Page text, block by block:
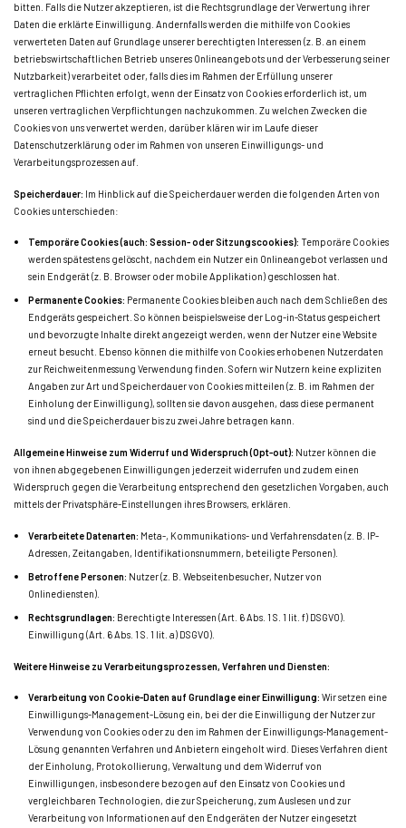
bitten. Falls die Nutzer akzeptieren, ist die Rechtsgrundlage der Verwertung ihrer
Daten die erklärte Einwilligung. Andernfalls werden die mithilfe von Cookies
verwerteten Daten auf Grundlage unserer berechtigten Interessen (z. B. an einem
betriebswirtschaftlichen Betrieb unseres Onlineangebots und der Verbesserung seiner
Nutzbarkeit) verarbeitet oder, falls dies im Rahmen der Erfüllung unserer
vertraglichen Pflichten erfolgt, wenn der Einsatz von Cookies erforderlich ist, um
unseren vertraglichen Verpflichtungen nachzukommen. Zu welchen Zwecken die
Cookies von uns verwertet werden, darüber klären wir im Laufe dieser
Datenschutzerklärung oder im Rahmen von unseren Einwilligungs- und
Verarbeitungsprozessen auf.
Speicherdauer: Im Hinblick auf die Speicherdauer werden die folgenden Arten von
Cookies unterschieden:
Temporäre Cookies (auch: Session- oder Sitzungscookies): Temporäre Cookies
werden spätestens gelöscht, nachdem ein Nutzer ein Onlineangebot verlassen und
sein Endgerät (z. B. Browser oder mobile Applikation) geschlossen hat.
Permanente Cookies: Permanente Cookies bleiben auch nach dem Schließen des
Endgeräts gespeichert. So können beispielsweise der Log-in-Status gespeichert
und bevorzugte Inhalte direkt angezeigt werden, wenn der Nutzer eine Website
erneut besucht. Ebenso können die mithilfe von Cookies erhobenen Nutzerdaten
zur Reichweitenmessung Verwendung finden. Sofern wir Nutzern keine expliziten
Angaben zur Art und Speicherdauer von Cookies mitteilen (z. B. im Rahmen der
Einholung der Einwilligung), sollten sie davon ausgehen, dass diese permanent
sind und die Speicherdauer bis zu zwei Jahre betragen kann.
Allgemeine Hinweise zum Widerruf und Widerspruch (Opt-out): Nutzer können die
von ihnen abgegebenen Einwilligungen jederzeit widerrufen und zudem einen
Widerspruch gegen die Verarbeitung entsprechend den gesetzlichen Vorgaben, auch
mittels der Privatsphäre-Einstellungen ihres Browsers, erklären.
Verarbeitete Datenarten: Meta-, Kommunikations- und Verfahrensdaten (z. B. IP-
Adressen, Zeitangaben, Identifikationsnummern, beteiligte Personen).
Betroffene Personen: Nutzer (z. B. Webseitenbesucher, Nutzer von
Onlinediensten).
Rechtsgrundlagen: Berechtigte Interessen (Art. 6 Abs. 1 S. 1 lit. f) DSGVO).
Einwilligung (Art. 6 Abs. 1 S. 1 lit. a) DSGVO).
Weitere Hinweise zu Verarbeitungsprozessen, Verfahren und Diensten:
Verarbeitung von Cookie-Daten auf Grundlage einer Einwilligung: Wir setzen eine
Einwilligungs-Management-Lösung ein, bei der die Einwilligung der Nutzer zur
Verwendung von Cookies oder zu den im Rahmen der Einwilligungs-Management-
Lösung genannten Verfahren und Anbietern eingeholt wird. Dieses Verfahren dient
der Einholung, Protokollierung, Verwaltung und dem Widerruf von
Einwilligungen, insbesondere bezogen auf den Einsatz von Cookies und
vergleichbaren Technologien, die zur Speicherung, zum Auslesen und zur
Verarbeitung von Informationen auf den Endgeräten der Nutzer eingesetzt